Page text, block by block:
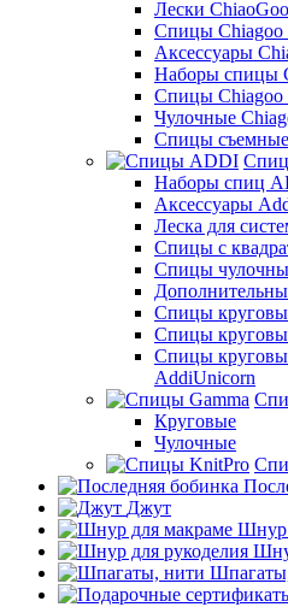
Лески ChiaoGoo
Cпицы Сhiagoo
Аксессуары
Наборы спицы
Спицы Chiagoo
Чулочные
Спицы
Наборы спиц
Аксессуары
Леска для
Спицы с
Спицы
Спицы
Спицы
Спицы
AddiUnicorn
Круговые
Чулочные
Джут
Шнур